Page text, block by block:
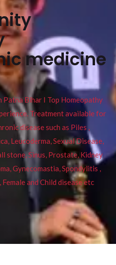
medicine
Bihar I Top Homeopathy
Treatment available for
disease such as Piles ,
Leucoderma, Sexual Disease,
stone, Sinus, Prostate, Kidney
Gynecomastia, Spondylitis ,
and Child disease etc